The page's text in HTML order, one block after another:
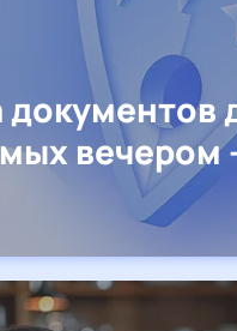
документов
вечером